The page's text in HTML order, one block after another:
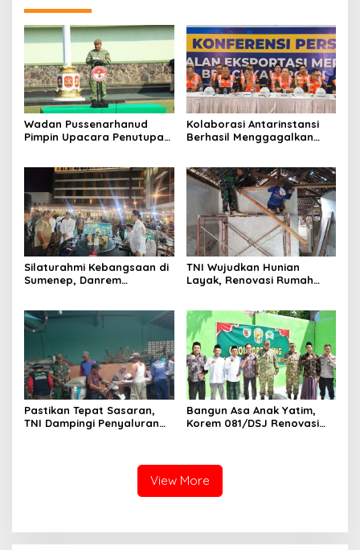
Wadan Pussenarhanud
Pimpin Upacara Penutupan
Pusdikarhanud
Kolaborasi Antarinstansi
Berhasil Menggagalkan
Silaturahmi Kebangsaan di
Sumenep, Danrem
Bangun Madura
TNI Wujudkan Hunian
Layak, Renovasi Rumah
Pastikan Tepat Sasaran,
TNI Dampingi Penyaluran
Bangun Asa Anak Yatim,
Korem 081/DSJ Renovasi
View More